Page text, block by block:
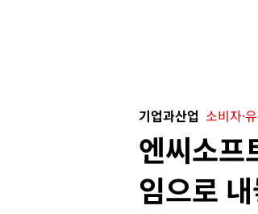
기업과산업 소비자·
엔씨소프
임으로